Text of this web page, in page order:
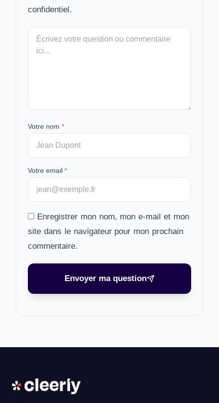
confidentiel.
Votre
message
Votre nom *
Votre email *
Enregistrer mon nom, mon e-mail et mon
site dans le navigateur pour mon prochain
commentaire.
Envoyer ma question